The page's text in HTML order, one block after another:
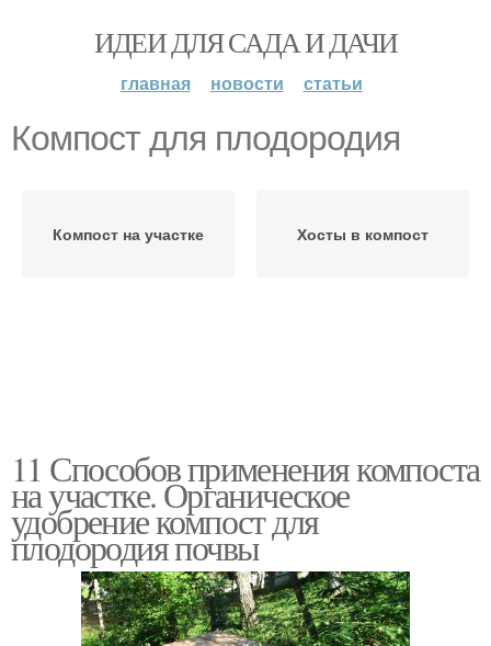
ИДЕИ ДЛЯ САДА И ДАЧИ
главная новости статьи
Компост для плодородия
Компост на участке Хосты в компост
11 Способов применения компоста
на участке. Органическое
удобрение компост для
плодородия почвы